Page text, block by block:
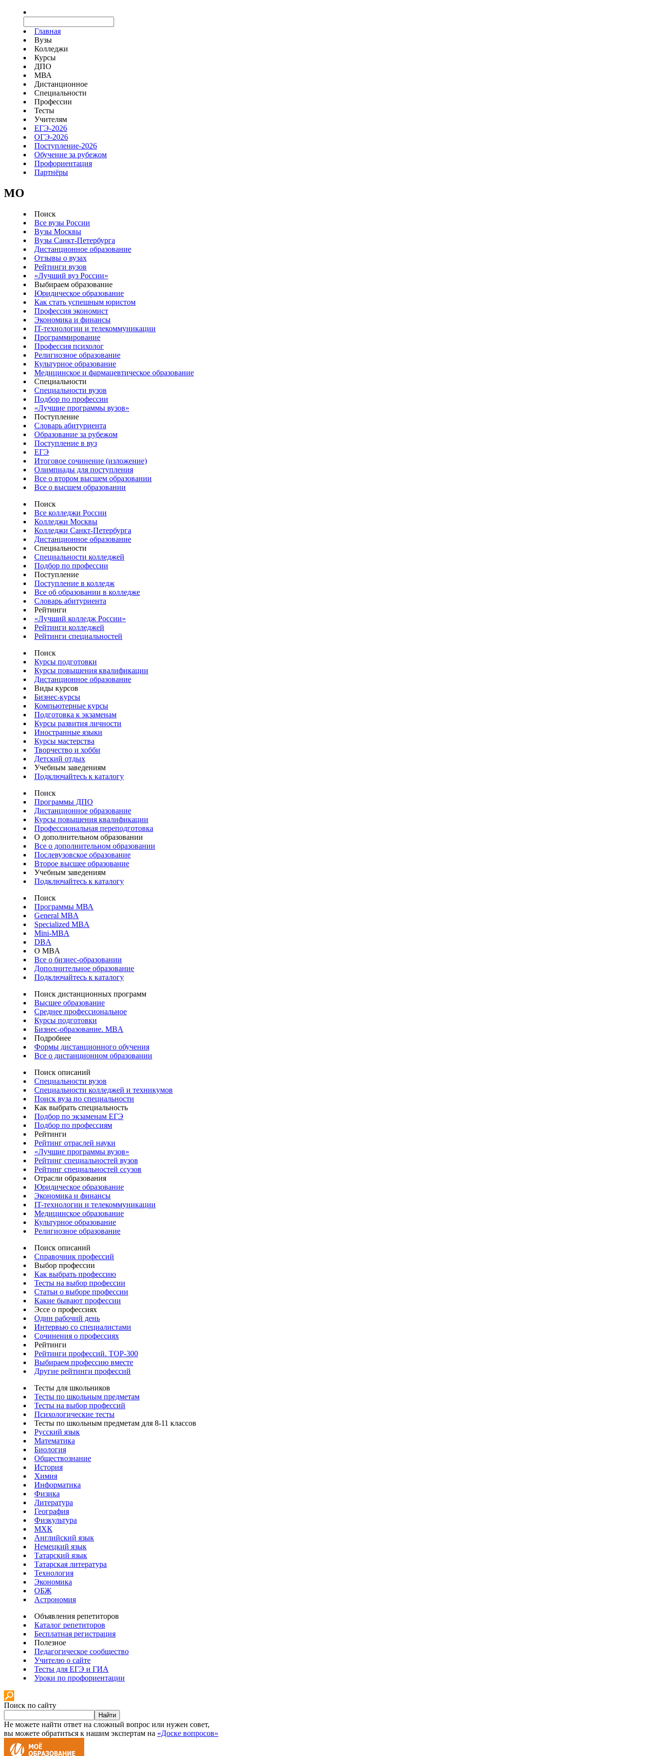
Главная
Вузы
Колледжи
Курсы
ДПО
МВА
Дистанционное
Специальности
Профессии
Тесты
Учителям
ЕГЭ-2026
ОГЭ-2026
Поступление-2026
Обучение за рубежом
Профориентация
Партнёры
MO
Поиск
Все вузы России
Вузы Москвы
Вузы Санкт-Петербурга
Дистанционное образование
Отзывы о вузах
Рейтинги вузов
«Лучший вуз России»
Выбираем образование
Юридическое образование
Как стать успешным юристом
Профессия экономист
Экономика и финансы
IT-технологии и телекоммуникации
Программирование
Профессия психолог
Религиозное образование
Культурное образование
Медицинское и фармацевтическое образование
Специальности
Специальности вузов
Подбор по профессии
«Лучшие программы вузов»
Поступление
Словарь абитуриента
Образование за рубежом
Поступление в вуз
ЕГЭ
Итоговое сочинение (изложение)
Олимпиады для поступления
Все о втором высшем образовании
Все о высшем образовании
Поиск
Все колледжи России
Колледжи Москвы
Колледжи Санкт-Петербурга
Дистанционное образование
Специальности
Специальности колледжей
Подбор по профессии
Поступление
Поступление в колледж
Все об образовании в колледже
Словарь абитуриента
Рейтинги
«Лучший колледж России»
Рейтинги колледжей
Рейтинги специальностей
Поиск
Курсы подготовки
Курсы повышения квалификации
Дистанционное образование
Виды курсов
Бизнес-курсы
Компьютерные курсы
Подготовка к экзаменам
Курсы развития личности
Иностранные языки
Курсы мастерства
Творчество и хобби
Детский отдых
Учебным заведениям
Подключайтесь к каталогу
Поиск
Программы ДПО
Дистанционное образование
Курсы повышения квалификации
Профессиональная переподготовка
О дополнительном образовании
Все о дополнительном образовании
Послевузовское образование
Второе высшее образование
Учебным заведениям
Подключайтесь к каталогу
Поиск
Программы МВА
General MBA
Specialized MBA
Mini-MBA
DBA
О MBA
Все о бизнес-образовании
Дополнительное образование
Подключайтесь к каталогу
Поиск дистанционных программ
Высшее образование
Среднее профессиональное
Курсы подготовки
Бизнес-образование. MBA
Подробнее
Формы дистанционного обучения
Все о дистанционном образовании
Поиск описаний
Специальности вузов
Специальности колледжей и техникумов
Поиск вуза по специальности
Как выбрать специальность
Подбор по экзаменам ЕГЭ
Подбор по профессиям
Рейтинги
Рейтинг отраслей науки
«Лучшие программы вузов»
Рейтинг специальностей вузов
Рейтинг специальностей ссузов
Отрасли образования
Юридическое образование
Экономика и финансы
IT-технологии и телекоммуникации
Медицинское образование
Культурное образование
Религиозное образование
Поиск описаний
Справочник профессий
Выбор профессии
Как выбрать профессию
Тесты на выбор профессии
Статьи о выборе профессии
Какие бывают профессии
Эссе о профессиях
Один рабочий день
Интервью со специалистами
Сочинения о профессиях
Рейтинги
Рейтинги профессий. TOP-300
Выбираем профессию вместе
Другие рейтинги профессий
Тесты для школьников
Тесты по школьным предметам
Тесты на выбор профессий
Психологические тесты
Тесты по школьным предметам для 8-11 классов
Русский язык
Математика
Биология
Обществознание
История
Химия
Информатика
Физика
Литература
География
Физкультура
МХК
Английский язык
Немецкий язык
Татарский язык
Татарская литература
Технология
Экономика
ОБЖ
Астрономия
Объявления репетиторов
Каталог репетиторов
Бесплатная регистрация
Полезное
Педагогическое сообщество
Учителю о сайте
Тесты для ЕГЭ и ГИА
Уроки по профориентации
Поиск по сайту
Найти
Не можете найти ответ на сложный вопрос или нужен совет,
вы можете обратиться к нашим экспертам на «Доске вопросов»